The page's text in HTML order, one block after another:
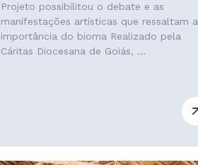
Projeto possibilitou o debate e as
manifestações artísticas que ressaltam a
importância do bioma Realizado pela
Cáritas Diocesana de Goiás, ...